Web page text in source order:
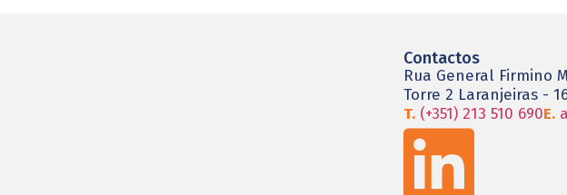
Contactos
Rua General Firmino
Torre 2 Laranjeiras -
T. (+351) 213 510 690E.